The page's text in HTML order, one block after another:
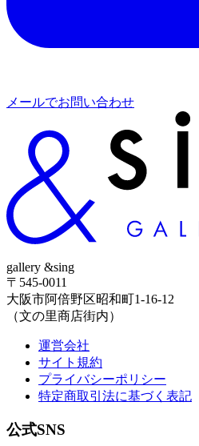
メールでお問い合わせ
gallery &sing
〒545-0011
大阪市阿倍野区昭和町1-16-12
（文の里商店街内）
運営会社
サイト規約
プライバシーポリシー
特定商取引法に基づく表記
公式SNS